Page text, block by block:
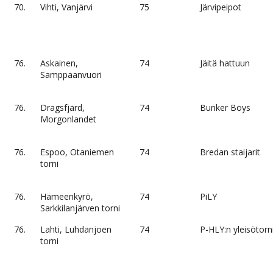
70. Vihti, Vanjärvi 75 Järvipeipot
76.
Askainen,
Samppaanvuori
74 Jäitä hattuun
76.
Dragsfjärd,
Morgonlandet
74 Bunker Boys
76.
Espoo, Otaniemen
torni
74 Bredan staijarit
76.
Hämeenkyrö,
Sarkkilanjärven torni
74 PiLY
76.
Lahti, Luhdanjoen
torni
74 P-HLY:n